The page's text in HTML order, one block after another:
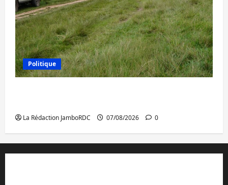
Politique
La Rédaction JamboRDC 07/08/2026 0